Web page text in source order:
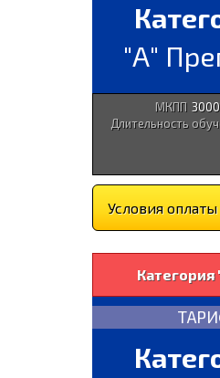
"А"
МКПП
Длительность
Условия
Категория